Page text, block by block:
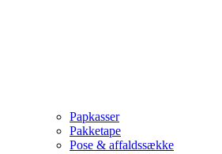
Papkasser
Pakketape
Pose & affaldssække